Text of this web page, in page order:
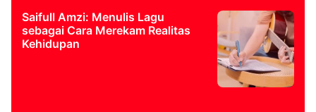
Saifull Amzi: Menulis Lagu
sebagai Cara Merekam Realitas
Kehidupan